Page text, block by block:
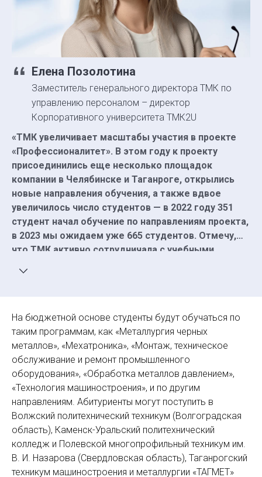
Елена Позолотина
Заместитель генерального директора ТМК по
управлению персоналом – директор
Корпоративного университета ТМК2U
«ТМК увеличивает масштабы участия в проекте
«Профессионалитет». В этом году к проекту
присоединились еще несколько площадок
компании в Челябинске и Таганроге, открылись
новые направления обучения, а также вдвое
увеличилось число студентов — в 2022 году 351
студент начал обучение по направлениям проекта,
в 2023 мы ожидаем уже 665 студентов. Отмечу,
что ТМК активно сотрудничала с учебными
Благодаря «Профессионалитету» мы расширяем
эту деятельность, качественно развиваем
кадровый потенциал компании и помогаем
вывести на новый уровень систему
профессиональной подготовки».
На бюджетной основе студенты будут обучаться по
таким программам, как «Металлургия черных
металлов», «Мехатроника», «Монтаж, техническое
обслуживание и ремонт промышленного
оборудования», «Обработка металлов давлением»,
«Технология машиностроения», и по другим
направлениям. Абитуриенты могут поступить в
Волжский политехнический техникум (Волгоградская
область), Каменск-Уральский политехнический
колледж и Полевской многопрофильный техникум им.
В. И. Назарова (Свердловская область), Таганрогский
техникум машиностроения и металлургии «ТАГМЕТ»